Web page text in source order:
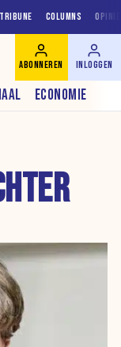
COLUMNS
ECONOMIE
ABONNEREN INLOGGEN